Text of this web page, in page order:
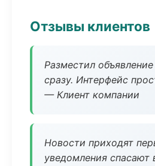
Отзывы клиентов
Разместил
сразу. Интерфейс
— Клиент компании
Новости приходят
уведомления спасают